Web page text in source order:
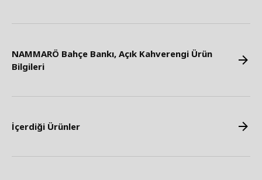
NAMMARÖ Bahçe Bankı, Açık Kahverengi Ürün
Bilgileri
İçerdiği Ürünler